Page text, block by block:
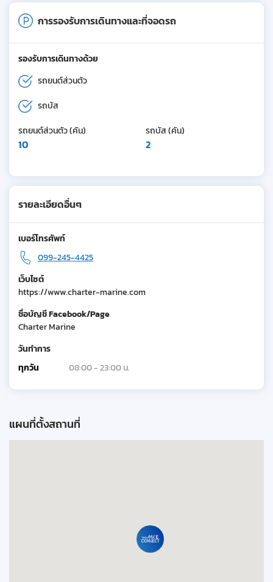
การรองรับการเดินทางและที่จอดรถ
รองรับการเดินทางด้วย
รถยนต์ส่วนตัว
รถบัส
รถยนต์ส่วนตัว (คัน)
10
รถบัส (คัน)
2
รายละเอียดอื่นๆ
เบอร์โทรศัพท์
099-245-4425
เว็บไซต์
https://www.charter-marine.com
ชื่อบัญชี Facebook/Page
Charter Marine
วันทำการ
ทุกวัน
08:00 - 23:00 น.
แผนที่ตั้งสถานที่